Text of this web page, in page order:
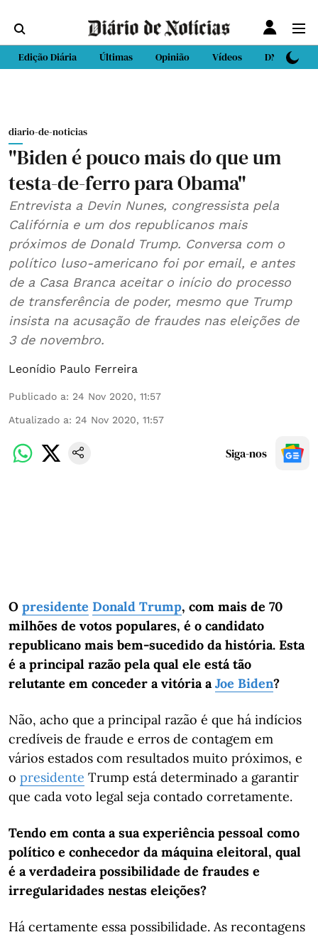
Edição Diária Últimas Opinião Vídeos DN Sport
diario-de-noticias
"Biden é pouco mais do que um
testa-de-ferro para Obama"
Entrevista a Devin Nunes, congressista pela
Califórnia e um dos republicanos mais
próximos de Donald Trump. Conversa com o
político luso-americano foi por email, e antes
de a Casa Branca aceitar o início do processo
de transferência de poder, mesmo que Trump
insista na acusação de fraudes nas eleições de
3 de novembro.
Leonídio Paulo Ferreira
Publicado a: 24 Nov 2020, 11:57
Atualizado a: 24 Nov 2020, 11:57
Siga-nos
O presidente Donald Trump, com mais de 70
milhões de votos populares, é o candidato
republicano mais bem-sucedido da história. Esta
é a principal razão pela qual ele está tão
relutante em conceder a vitória aJoe Biden?
Não, acho que a principal razão é que há indícios
credíveis ​​de fraude e erros de contagem em
vários estados com resultados muito próximos, e
o presidente Trump está determinado a garantir
que cada voto legal seja contado corretamente.
Tendo em conta a sua experiência pessoal como
político e conhecedor da máquina eleitoral, qual
é a verdadeira possibilidade de fraudes e
irregularidades nestas eleições?
Há certamente essa possibilidade. As recontagens